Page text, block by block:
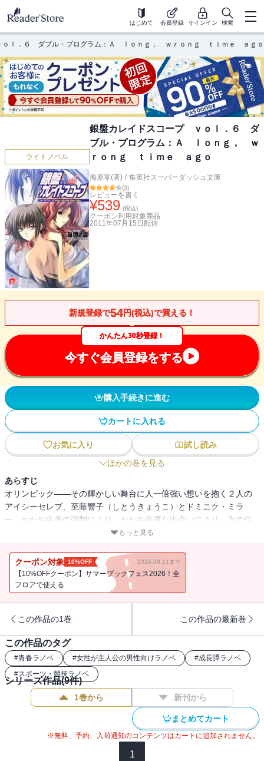
はじめて 会員登録 サインイン 検索
ｏｌ．６ ダブル・プログラム：Ａ ｌｏｎｇ， ｗｒｏｎｇ ｔｉｍｅ ａｇｏ
ライトノベル
銀盤カレイドスコープ ｖｏｌ．６ ダ
ブル・プログラム：Ａ ｌｏｎｇ， ｗ
ｒｏｎｇ ｔｉｍｅ ａｇｏ
海原零(著) / 集英社スーパーダッシュ文庫
(3)
レビューを書く
¥539 (税込)
クーポン利用対象商品
2011年07月15日 配信
新規登録で54円(税込)で買える！
かんたん30秒登録！
今すぐ会員登録をする
購入手続きに進む
カートに入れる
お気に入り
試し読み
ほかの巻を見る
あらすじ
オリンピック――その輝かしい舞台に人一倍強い想いを抱く２人の
アイシーセレブ、至藤響子（しとうきょうこ）とドミニク・ミラ
ー。かたや生来の強制により、かたや幸運な出会いにより、氷の住
人となった２人の友情と宿命、彼女たちに立ち塞がるライバル桜野
イシー・・・・・・世界のビッグネーム総結集のニューヨークは、
空前の熱狂に包まれる！
もっと見る
クーポン対象 10%OFF 2026.08.11まで
【10%OFFクーポン】サマーブックフェス2026！全
フロアで使える
この作品の1巻 この作品の最新巻
この作品のタグ
#青春ラノベ #女性が主人公の男性向けラノベ #成長譚ラノベ
#スポーツ・競技ラノベ
シリーズ作品(9件)
1巻から 新刊から
まとめてカート
※無料、予約、入荷通知のコンテンツはカートに追加されません。
1